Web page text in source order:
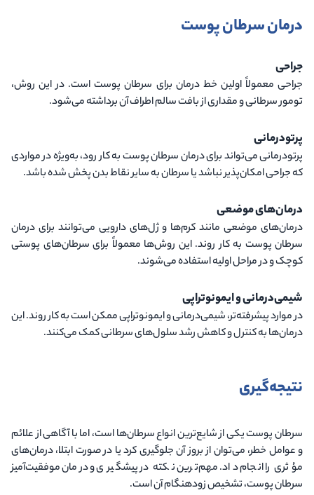
درمان سرطان پوست
جراحی
جراحی معمولاً اولین خط درمان برای سرطان پوست است. در این روش،
تومور سرطانی و مقداری از بافت سالم اطراف آن برداشته می‌شود.
پرتودرمانی
پرتودرمانی می‌تواند برای درمان سرطان پوست به کار رود، به‌ویژه در مواردی
که جراحی امکان‌پذیر نباشد یا سرطان به سایر نقاط بدن پخش شده باشد.
درمان‌های موضعی
درمان‌های موضعی مانند کرم‌ها و ژل‌های دارویی می‌توانند برای درمان
سرطان پوست به کار روند. این روش‌ها معمولاً برای سرطان‌های پوستی
کوچک و در مراحل اولیه استفاده می‌شوند.
شیمی‌درمانی و ایمونوتراپی
در موارد پیشرفته‌تر، شیمی‌درمانی و ایمونوتراپی ممکن است به کار روند. این
درمان‌ها به کنترل و کاهش رشد سلول‌های سرطانی کمک می‌کنند.
نتیجه‌گیری
سرطان پوست یکی از شایع‌ترین انواع سرطان‌ها است، اما با آگاهی از علائم
و عوامل خطر، می‌توان از بروز آن جلوگیری کرد یا در صورت ابتلا، درمان‌های
مؤثری را انجام داد. مهم‌ترین نکته در پیشگیری و درمان موفقیت‌آمیز
سرطان پوست، تشخیص زودهنگام آن است.